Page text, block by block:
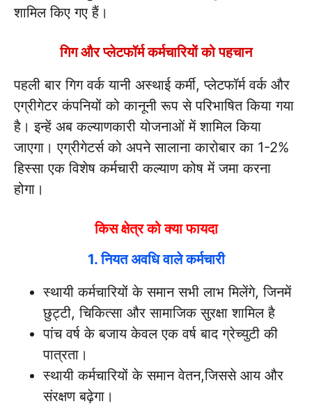
शामिल किए गए हैं।
गिग और प्लेटफॉर्म कर्मचारियों को पहचान
पहली बार गिग वर्क यानी अस्थाई कर्मी, प्लेटफॉर्म वर्क और
एग्रीगेटर कंपनियों को कानूनी रूप से परिभाषित किया गया
है। इन्हें अब कल्याणकारी योजनाओं में शामिल किया
जाएगा। एग्रीगेटर्स को अपने सालाना कारोबार का 1-2%
हिस्सा एक विशेष कर्मचारी कल्याण कोष में जमा करना
होगा।
किस क्षेत्र को क्या फायदा
1. नियत अवधि वाले कर्मचारी
स्थायी कर्मचारियों के समान सभी लाभ मिलेंगे, जिनमें
छुट्टी, चिकित्सा और सामाजिक सुरक्षा शामिल है
पांच वर्ष के बजाय केवल एक वर्ष बाद ग्रेच्युटी की
पात्रता।
स्थायी कर्मचारियों के समान वेतन,जिससे आय और
संरक्षण बढ़ेगा।